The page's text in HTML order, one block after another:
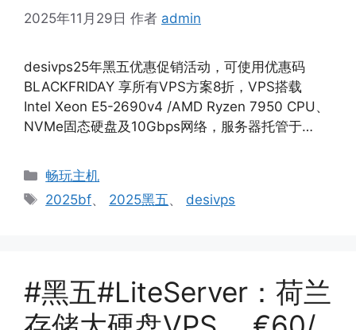
2025年11月29日 作者 admin
desivps25年黑五优惠促销活动，可使用优惠码
BLACKFRIDAY 享所有VPS方案8折，VPS搭载
Intel Xeon E5-2690v4 /AMD Ryzen 7950 CPU、
NVMe固态硬盘及10Gbps网络，服务器托管于…
分
类
畅玩主机
标
2025bf、 2025黑五、 desivps
#黑五#LiteServer：荷兰